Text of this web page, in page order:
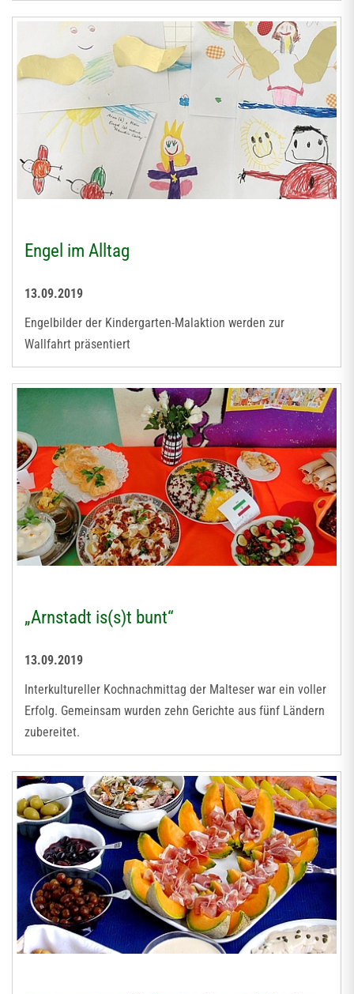
Engel im Alltag
13.09.2019
Engelbilder der Kindergarten-Malaktion werden zur
Wallfahrt präsentiert
„Arnstadt is(s)t bunt“
13.09.2019
Interkultureller Kochnachmittag der Malteser war ein voller
Erfolg. Gemeinsam wurden zehn Gerichte aus fünf Ländern
zubereitet.